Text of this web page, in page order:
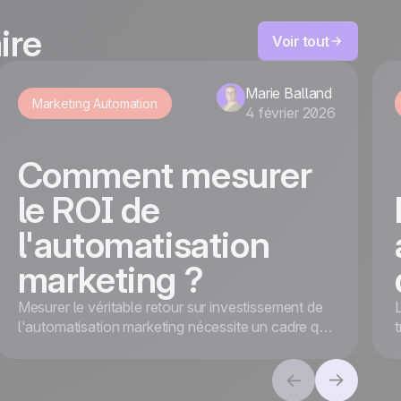
Voir tout
Marketing Automation
Marie Balland
4 février 2026
Comment mesurer
le ROI de
l'automatisation
marketing ?
Mesurer le véritable retour sur investissement de
l'automatisation marketing nécessite un cadre qui
suivez les KPI pour une valeur globale et un